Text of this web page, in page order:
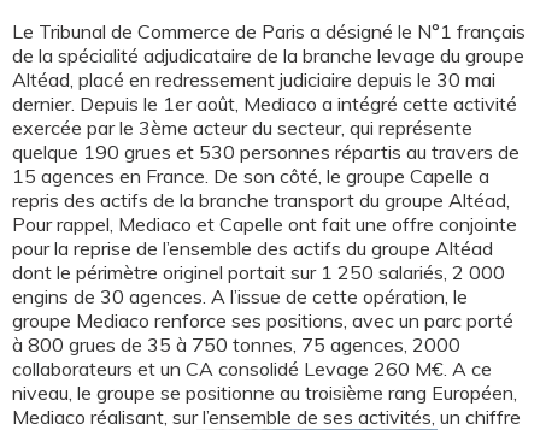
Le Tribunal de Commerce de Paris a désigné le N°1 français
de la spécialité adjudicataire de la branche levage du groupe
Altéad, placé en redressement judiciaire depuis le 30 mai
dernier. Depuis le 1er août, Mediaco a intégré cette activité
exercée par le 3ème acteur du secteur, qui représente
quelque 190 grues et 530 personnes répartis au travers de
15 agences en France. De son côté, le groupe Capelle a
repris des actifs de la branche transport du groupe Altéad,
Pour rappel, Mediaco et Capelle ont fait une offre conjointe
pour la reprise de l’ensemble des actifs du groupe Altéad
dont le périmètre originel portait sur 1 250 salariés, 2 000
engins de 30 agences. A l’issue de cette opération, le
groupe Mediaco renforce ses positions, avec un parc porté
à 800 grues de 35 à 750 tonnes, 75 agences, 2000
collaborateurs et un CA consolidé Levage 260 M€. A ce
niveau, le groupe se positionne au troisième rang Européen,
Mediaco réalisant, sur l’ensemble de ses activités, un chiffre